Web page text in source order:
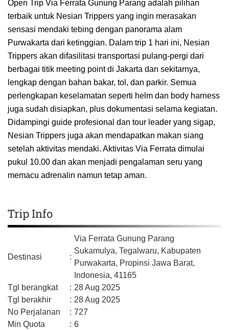
Open Trip Via Ferrata Gunung Parang adalah pilihan
terbaik untuk Nesian Trippers yang ingin merasakan
sensasi mendaki tebing dengan panorama alam
Purwakarta dari ketinggian. Dalam trip 1 hari ini, Nesian
Trippers akan difasilitasi transportasi pulang-pergi dari
berbagai titik meeting point di Jakarta dan sekitarnya,
lengkap dengan bahan bakar, tol, dan parkir. Semua
perlengkapan keselamatan seperti helm dan body harness
juga sudah disiapkan, plus dokumentasi selama kegiatan.
Didampingi guide profesional dan tour leader yang sigap,
Nesian Trippers juga akan mendapatkan makan siang
setelah aktivitas mendaki. Aktivitas Via Ferrata dimulai
pukul 10.00 dan akan menjadi pengalaman seru yang
memacu adrenalin namun tetap aman.
Trip Info
Destinasi :
Via Ferrata Gunung Parang
Sukamulya, Tegalwaru, Kabupaten
Purwakarta, Propinsi Jawa Barat,
Indonesia, 41165
Tgl berangkat
: 28 Aug 2025
Tgl berakhir
: 28 Aug 2025
No Perjalanan
: 727
Min Quota
: 6